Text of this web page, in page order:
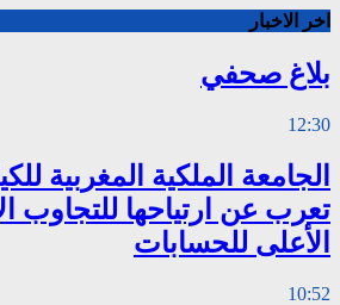
اخر الاخبار
بلاغ صحفي
12:30
الجامعة الملكية المغربية
تعرب عن ارتياحها للتجاوب
الأعلى للحسابات
10:52